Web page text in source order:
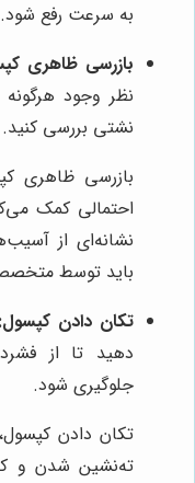
به سرعت رفع شود.
بازرسی ظاهری
نظر وجود
نشتی بررسی کنید.
بازرسی ظاهری
احتمالی کمک
نشانه‌ای از
باید توسط
تکان دادن کپسول:
دهید تا از
جلوگیری شود.
تکان دادن
ته‌نشین شدن و